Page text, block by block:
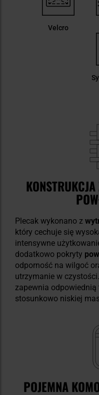
Velcro
Plecak wykonano z
który cechuje się
intensywne
dodatkowo pokryty
odporność na wilgoć
utrzymanie w
zapewnia odpowiednią
stosunkowo niskiej
POJEMNA